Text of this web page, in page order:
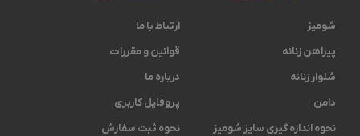
شومیز
پیراهن زنانه
شلوار زنانه
دامن
نحوه اندازه گیری ‫سایز شومیز
ارتباط با ما
قوانین و مقررات
درباره ما
پروفایل کاربری
نحوه ثبت سفارش